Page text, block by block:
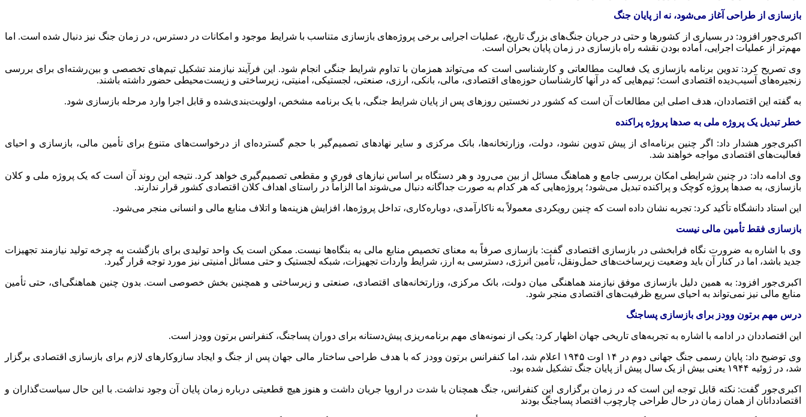
بازسازی از طراحی آغاز می‌شود، نه از پایان جنگ
اکبری‌جور افزود: در بسیاری از کشورها و حتی در جریان جنگ‌های بزرگ تاریخ، عملیات اجرایی برخی پروژه‌های بازسازی متناسب با شرایط موجود و امکانات در دسترس، در زمان جنگ نیز دنبال شده است. اما
مهم‌تر از عملیات اجرایی، آماده بودن نقشه راه بازسازی در زمان پایان بحران است.
وی تصریح کرد: تدوین برنامه بازسازی یک فعالیت مطالعاتی و کارشناسی است که می‌تواند همزمان با تداوم شرایط جنگی انجام شود. این فرآیند نیازمند تشکیل تیم‌های تخصصی و بین‌رشته‌ای برای بررسی
زنجیره‌های آسیب‌دیده اقتصادی است؛ تیم‌هایی که در آنها کارشناسان حوزه‌های اقتصادی، مالی، بانکی، ارزی، صنعتی، لجستیکی، امنیتی، زیرساختی و زیست‌محیطی حضور داشته باشند.
به گفته این اقتصاددان، هدف اصلی این مطالعات آن است که کشور در نخستین روزهای پس از پایان شرایط جنگی، با یک برنامه مشخص، اولویت‌بندی‌شده و قابل اجرا وارد مرحله بازسازی شود.
خطر تبدیل یک پروژه ملی به صدها پروژه پراکنده
اکبری‌جور هشدار داد: اگر چنین برنامه‌ای از پیش تدوین نشود، دولت، وزارتخانه‌ها، بانک مرکزی و سایر نهادهای تصمیم‌گیر با حجم گسترده‌ای از درخواست‌های متنوع برای تأمین مالی، بازسازی و احیای
فعالیت‌های اقتصادی مواجه خواهند شد.
وی ادامه داد: در چنین شرایطی امکان بررسی جامع و هماهنگ مسائل از بین می‌رود و هر دستگاه بر اساس نیازهای فوری و مقطعی تصمیم‌گیری خواهد کرد. نتیجه این روند آن است که یک پروژه ملی و کلان
بازسازی، به صدها پروژه کوچک و پراکنده تبدیل می‌شود؛ پروژه‌هایی که هر کدام به صورت جداگانه دنبال می‌شوند اما الزاماً در راستای اهداف کلان اقتصادی کشور قرار ندارند.
این استاد دانشگاه تأکید کرد: تجربه نشان داده است که چنین رویکردی معمولاً به ناکارآمدی، دوباره‌کاری، تداخل پروژه‌ها، افزایش هزینه‌ها و اتلاف منابع مالی و انسانی منجر می‌شود.
بازسازی فقط تأمین مالی نیست
وی با اشاره به ضرورت نگاه فرابخشی در بازسازی اقتصادی گفت: بازسازی صرفاً به معنای تخصیص منابع مالی به بنگاه‌ها نیست. ممکن است یک واحد تولیدی برای بازگشت به چرخه تولید نیازمند تجهیزات
جدید باشد، اما در کنار آن باید وضعیت زیرساخت‌های حمل‌ونقل، تأمین انرژی، دسترسی به ارز، شرایط واردات تجهیزات، شبکه لجستیک و حتی مسائل امنیتی نیز مورد توجه قرار گیرد.
اکبری‌جور افزود: به همین دلیل بازسازی موفق نیازمند هماهنگی میان دولت، بانک مرکزی، وزارتخانه‌های اقتصادی، صنعتی و زیرساختی و همچنین بخش خصوصی است. بدون چنین هماهنگی‌ای، حتی تأمین
منابع مالی نیز نمی‌تواند به احیای سریع ظرفیت‌های اقتصادی منجر شود.
درس مهم برتون وودز برای بازسازی پساجنگ
این اقتصاددان در ادامه با اشاره به تجربه‌های تاریخی جهان اظهار کرد: یکی از نمونه‌های مهم برنامه‌ریزی پیش‌دستانه برای دوران پساجنگ، کنفرانس برتون وودز است.
وی توضیح داد: پایان رسمی جنگ جهانی دوم در ۱۴ اوت ۱۹۴۵ اعلام شد، اما کنفرانس برتون وودز که با هدف طراحی ساختار مالی جهان پس از جنگ و ایجاد سازوکارهای لازم برای بازسازی اقتصادی برگزار
شد، در ژوئیه ۱۹۴۴ یعنی بیش از یک سال پیش از پایان جنگ تشکیل شده بود.
اکبری‌جور گفت: نکته قابل توجه این است که در زمان برگزاری این کنفرانس، جنگ همچنان با شدت در اروپا جریان داشت و هنوز هیچ قطعیتی درباره زمان پایان آن وجود نداشت. با این حال سیاست‌گذاران و
اقتصاددانان از همان زمان در حال طراحی چارچوب اقتصاد پساجنگ بودند